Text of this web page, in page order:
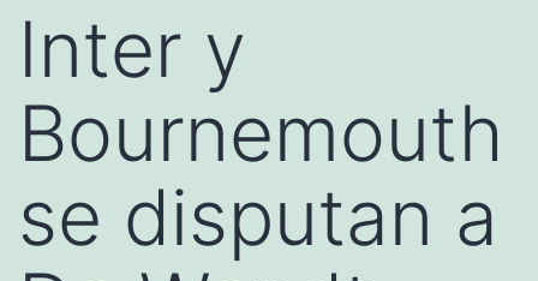
Inter y
Bournemouth
se disputan a